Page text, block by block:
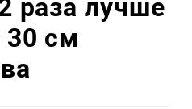
раза лучше
30 см